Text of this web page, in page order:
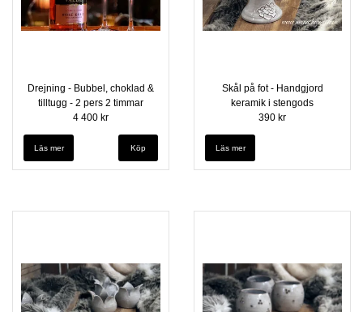
Drejning - Bubbel, choklad &
tilltugg - 2 pers 2 timmar
4 400 kr
Läs mer
Skål på fot - Handgjord
keramik i stengods
390 kr
Läs mer